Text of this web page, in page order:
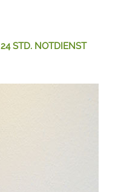
24 STD. NOTDIENST